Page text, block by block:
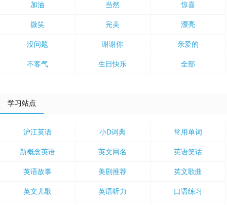
加油 当然 惊喜
微笑 完美 漂亮
没问题 谢谢你 亲爱的
不客气 生日快乐 全部
学习站点
沪江英语 小D词典 常用单词
新概念英语 英文网名 英语笑话
英语故事 美剧推荐 英文歌曲
英文儿歌 英语听力 口语练习